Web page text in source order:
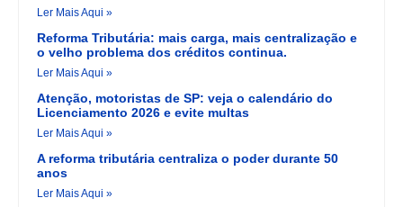
Ler Mais Aqui »
Reforma Tributária: mais carga, mais centralização e
o velho problema dos créditos continua.
Ler Mais Aqui »
Atenção, motoristas de SP: veja o calendário do
Licenciamento 2026 e evite multas
Ler Mais Aqui »
A reforma tributária centraliza o poder durante 50
anos
Ler Mais Aqui »